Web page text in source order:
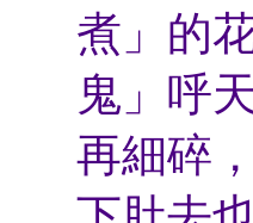
煮」的
鬼」呼
再細碎